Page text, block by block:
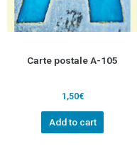
Carte postale A-105
1,50€
Add to cart